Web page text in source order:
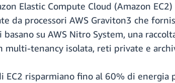
Elastic Compute Cloud (Amazon
da processori AWS Graviton3 che
basano su AWS Nitro System, una
tenancy isolata, reti private e
EC2 risparmiano fino al 60% di